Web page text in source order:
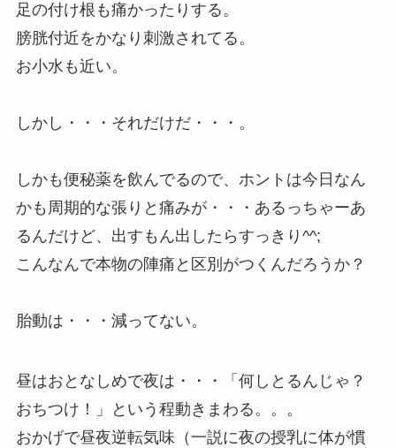
足の付け根も痛かったりする。
膀胱付近をかなり刺激されてる。
お小水も近い。
しかし・・・それだけだ・・・。
しかも便秘薬を飲んでるので、ホントは今日なん
かも周期的な張りと痛みが・・・あるっちゃーあ
るんだけど、出すもん出したらすっきり^^;
こんなんで本物の陣痛と区別がつくんだろうか？
胎動は・・・減ってない。
昼はおとなしめで夜は・・・「何しとるんじゃ？
おちつけ！」という程動きまわる。。。
おかげで昼夜逆転気味（一説に夜の授乳に体が慣